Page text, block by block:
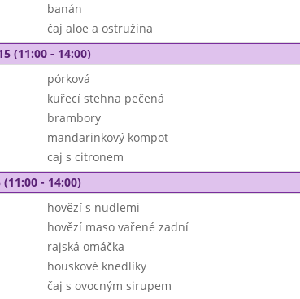
banán
čaj aloe a ostružina
(11:00 - 14:00)
pórková
kuřecí stehna pečená
brambory
mandarinkový kompot
caj s citronem
- 14:00)
hovězí s nudlemi
hovězí maso vařené zadní
rajská omáčka
houskové knedlíky
čaj s ovocným sirupem